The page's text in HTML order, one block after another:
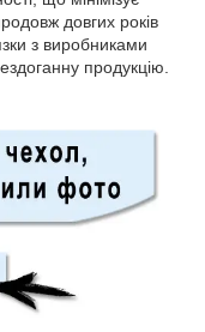
довгих років
з виробниками
продукцію.